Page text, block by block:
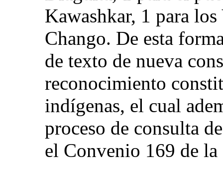
Kawashkar, 1 para
Chango. De esta
de texto de nueva
reconocimiento
indígenas, el cual
proceso de consulta
el Convenio 169 de